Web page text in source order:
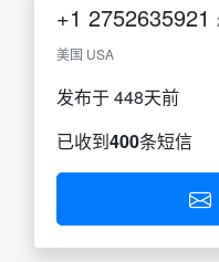
+1 2752635921
美国 USA
发布于 448天前
已收到400条短信